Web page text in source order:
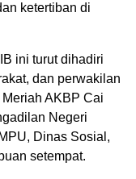
ketertiban di
ini turut dihadiri
dan perwakilan
AKBP Cai
Negeri
Dinas Sosial,
setempat.